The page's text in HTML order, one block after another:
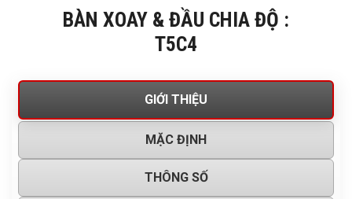
BÀN XOAY & ĐẦU CHIA ĐỘ :
T5C4
GIỚI THIỆU
MẶC ĐỊNH
THÔNG SỐ